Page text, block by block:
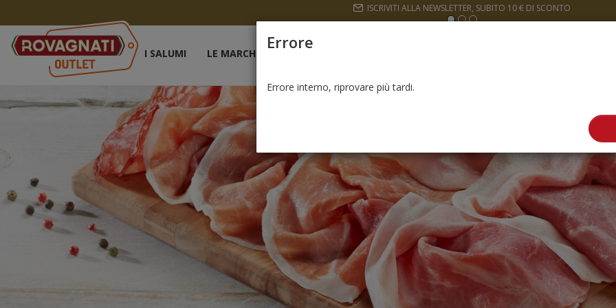
ISCRIVITI ALLA NEWSLETTER, SUBITO 10 € DI SCONTO
I SALUMI LE MARCHE
Errore
Errore interno, riprovare più tardi.